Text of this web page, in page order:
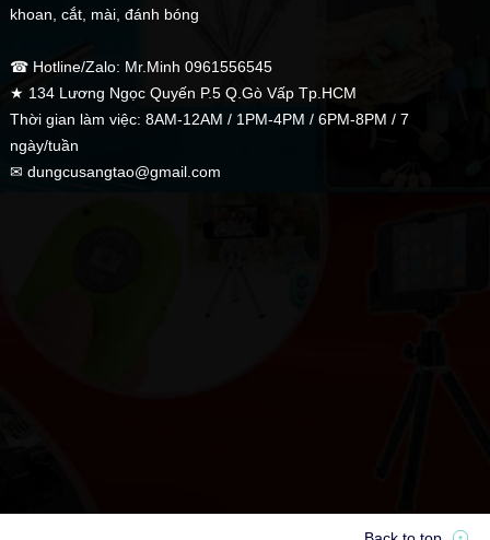
khoan, cắt, mài, đánh bóng
☎ Hotline/Zalo: Mr.Minh 0961556545
★ 134 Lương Ngọc Quyến P.5 Q.Gò Vấp Tp.HCM
Thời gian làm việc: 8AM-12AM / 1PM-4PM / 6PM-8PM / 7
ngày/tuần
✉ dungcusangtao@gmail.com